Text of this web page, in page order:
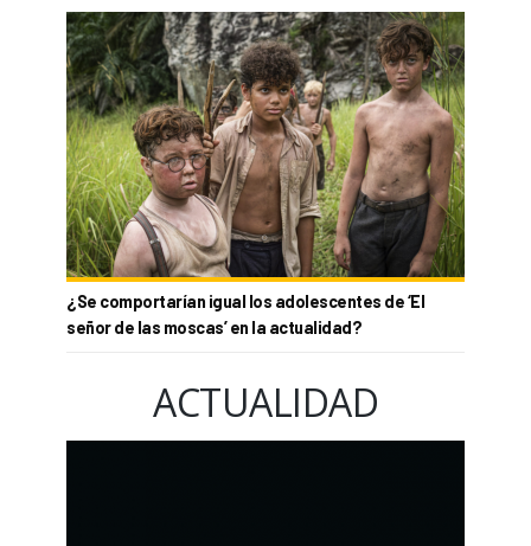
¿Se comportarían igual los adolescentes de ‘El
señor de las moscas’ en la actualidad?
ACTUALIDAD